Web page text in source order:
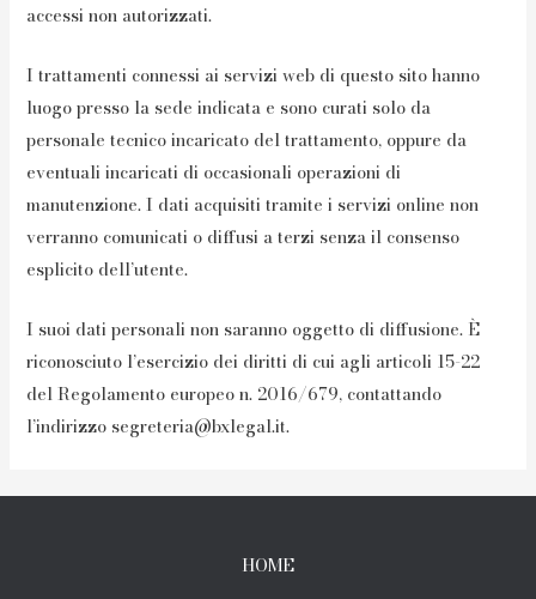
accessi non autorizzati.
I trattamenti connessi ai servizi web di questo sito hanno
luogo presso la sede indicata e sono curati solo da
personale tecnico incaricato del trattamento, oppure da
eventuali incaricati di occasionali operazioni di
manutenzione. I dati acquisiti tramite i servizi online non
verranno comunicati o diffusi a terzi senza il consenso
esplicito dell’utente.
I suoi dati personali non saranno oggetto di diffusione. È
riconosciuto l’esercizio dei diritti di cui agli articoli 15-22
del Regolamento europeo n. 2016/679, contattando
l’indirizzo segreteria@bxlegal.it.
HOME